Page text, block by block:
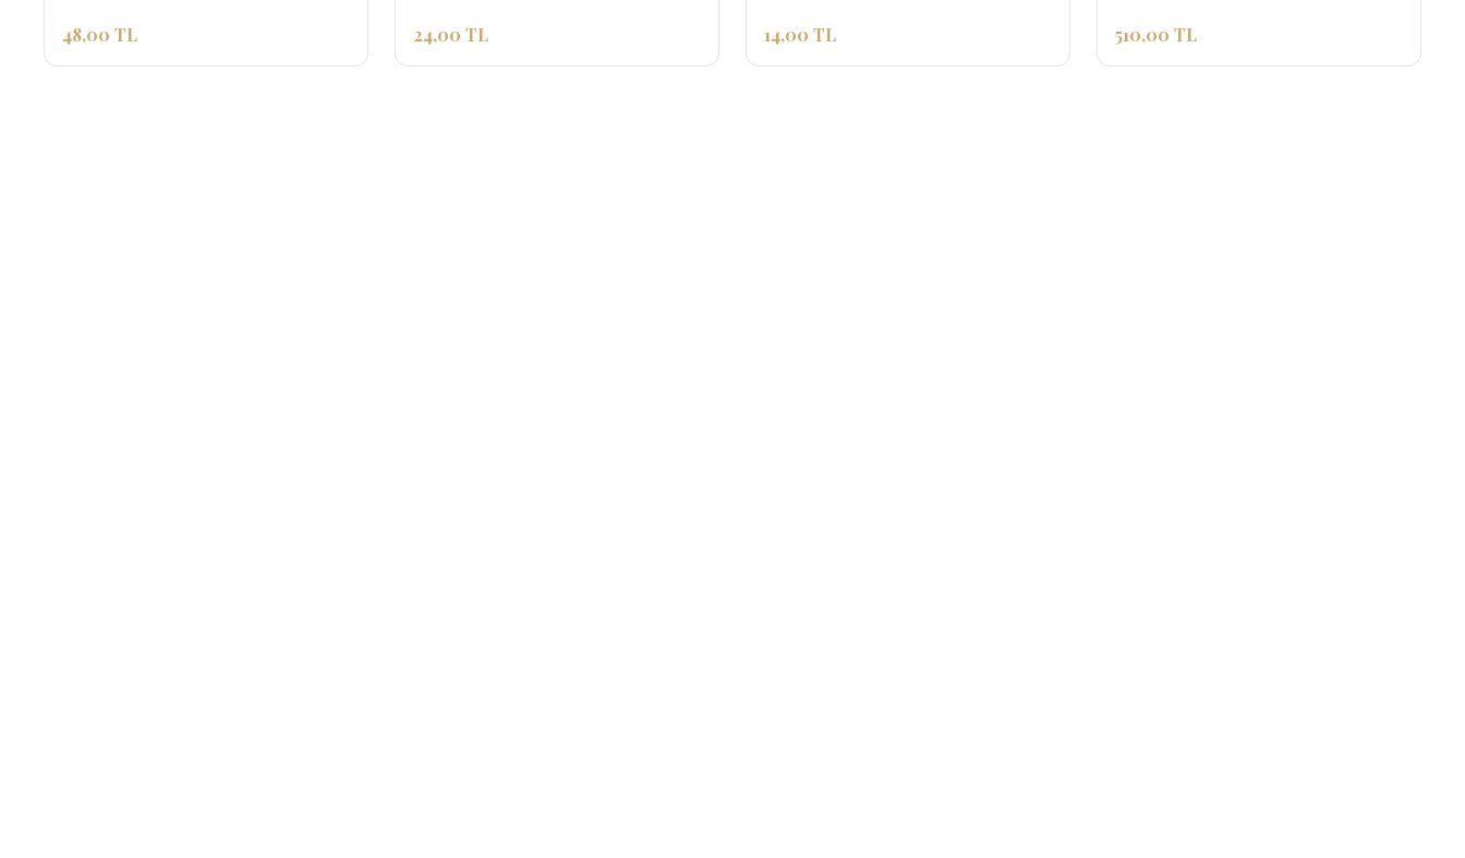
48,00 TL 24,00 TL 14,00 TL 510,00 TL